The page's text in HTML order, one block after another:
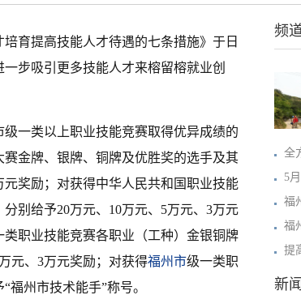
育提高技能人才待遇的七条措施》于日
步吸引更多技能人才来榕留榕就业创
一类以上职业技能竞赛取得优异成绩的
金牌、银牌、铜牌及优胜奖的选手及其
奖励；对获得中华人民共和国职业技能
别给予20万元、10万元、5万元、3万元
职业技能竞赛各职业（工种）金银铜牌
元、3万元奖励；对获得福州市级一类职
福州市技术能手”称号。
频
全
5
福
福
提
新